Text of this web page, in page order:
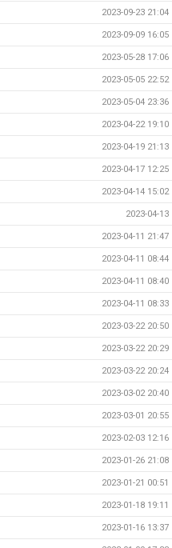
2023-09-23 21:04
2023-09-09 16:05
2023-05-28 17:06
2023-05-05 22:52
2023-05-04 23:36
2023-04-22 19:10
2023-04-19 21:13
2023-04-17 12:25
2023-04-14 15:02
2023-04-13
2023-04-11 21:47
2023-04-11 08:44
2023-04-11 08:40
2023-04-11 08:33
2023-03-22 20:50
2023-03-22 20:29
2023-03-22 20:24
2023-03-02 20:40
2023-03-01 20:55
2023-02-03 12:16
2023-01-26 21:08
2023-01-21 00:51
2023-01-18 19:11
2023-01-16 13:37